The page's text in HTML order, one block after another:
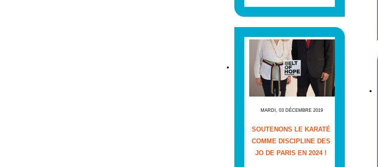
MARDI, 03 DÉCEMBRE 2019
SOUTENONS LE KARATÉ
COMME DISCIPLINE DES
JO DE PARIS EN 2024 !